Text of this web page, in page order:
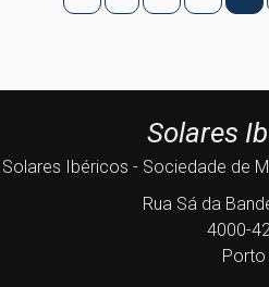
Solares
Solares Ibéricos - Sociedade de
Rua Sá da
4000-
Porto